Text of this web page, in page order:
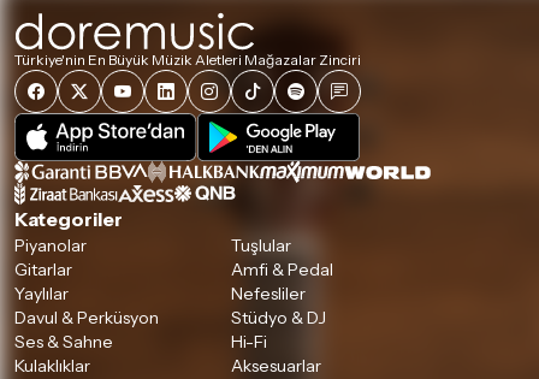
Türkiye'nin En Büyük Müzik Aletleri Mağazalar Zinciri
Kategoriler
Piyanolar
Tuşlular
Gitarlar
Amfi & Pedal
Yaylılar
Nefesliler
Davul & Perküsyon
Stüdyo & DJ
Ses & Sahne
Hi-Fi
Kulaklıklar
Aksesuarlar